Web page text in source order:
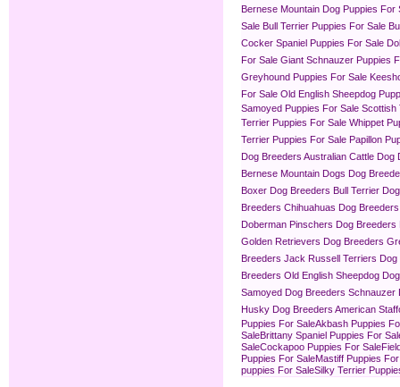
Bernese Mountain Dog Puppies For
Sale Bull Terrier Puppies For Sale
Cocker Spaniel Puppies For Sale
For Sale Giant Schnauzer Puppies
Greyhound Puppies For Sale
For Sale Old English Sheepdog
Samoyed Puppies For Sale Scottish
Terrier Puppies For Sale Whippet
Terrier Puppies For Sale Papillon
Dog Breeders Australian Cattle Dog
Bernese Mountain Dogs Dog
Boxer Dog Breeders Bull Terrier
Breeders Chihuahuas Dog Breeders
Doberman Pinschers Dog Breeders
Golden Retrievers Dog Breeders
Breeders Jack Russell Terriers Dog
Breeders Old English Sheepdog
Samoyed Dog Breeders Schnauzer
Husky Dog Breeders American
Puppies For SaleAkbash Puppies
SaleBrittany Spaniel Puppies For
SaleCockapoo Puppies For Sale
Puppies For SaleMastiff Puppies
puppies For SaleSilky Terrier